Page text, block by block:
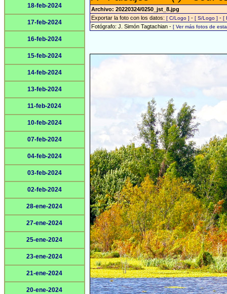
18-feb-2024
17-feb-2024
16-feb-2024
15-feb-2024
14-feb-2024
13-feb-2024
11-feb-2024
10-feb-2024
07-feb-2024
04-feb-2024
03-feb-2024
02-feb-2024
28-ene-2024
27-ene-2024
25-ene-2024
23-ene-2024
21-ene-2024
20-ene-2024
Archivo: 20220324/0250_jst_8.jpg
Exportar la foto con los datos: [ C/Logo ] - [ S/Logo ] - [
Fotógrafo: J. Simón Tagtachian - [ Ver más fotos de